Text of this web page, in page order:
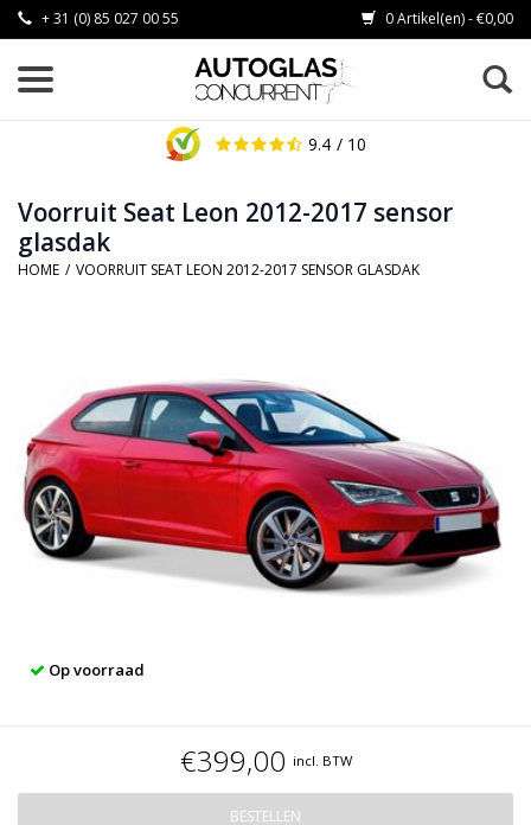
+ 31 (0) 85 027 00 55 0 Artikel(en) - €0,00
9.4 / 10
Voorruit Seat Leon 2012-2017 sensor
glasdak
HOME / VOORRUIT SEAT LEON 2012-2017 SENSOR GLASDAK
Op voorraad
€399,00 incl. BTW
BESTELLEN